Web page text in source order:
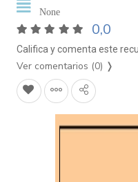
None
0,0
Califica y comenta este
Ver comentarios (0) ❭